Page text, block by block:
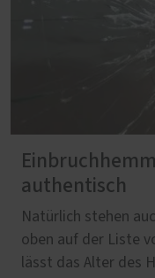
authentisch
Natürlich stehen
oben auf der Liste
lässt das Alter des